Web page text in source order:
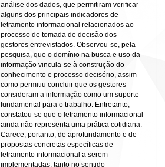
análise dos dados, que permitiram verificar
alguns dos principais indicadores de
letramento informacional relacionados ao
processo de tomada de decisão dos
gestores entrevistados. Observou-se, pela
pesquisa, que o domínio na busca e uso da
informação vincula-se à construção do
conhecimento e processo decisório, assim
como permitiu concluir que os gestores
consideram a informação como um suporte
fundamental para o trabalho. Entretanto,
constatou-se que o letramento informacional
ainda não representa uma prática cotidiana.
Carece, portanto, de aprofundamento e de
propostas concretas específicas de
letramento informacional a serem
implementadas; tanto no sentido